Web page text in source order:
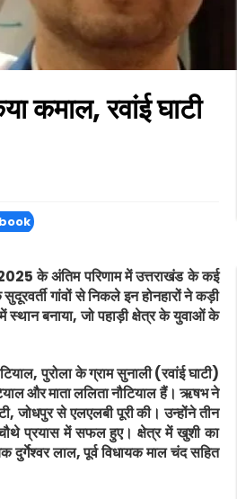
कमाल, रवांई घाटी
के अंतिम परिणाम में उत्तराखंड के कई
गांवों से निकले इन होनहारों ने कड़ी
स्थान बनाया, जो पहाड़ी क्षेत्र के युवाओं के
पुरोला के ग्राम सुनाली (रवांई घाटी)
और माता ललिता नौटियाल हैं। ऋषभ ने
जोधपुर से एलएलबी पूरी की। उन्होंने तीन
प्रयास में सफल हुए। क्षेत्र में खुशी का
लाल, पूर्व विधायक माल चंद सहित